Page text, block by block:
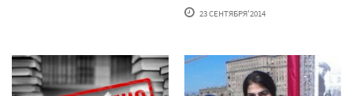
23 СЕНТЯБРЯ'2014